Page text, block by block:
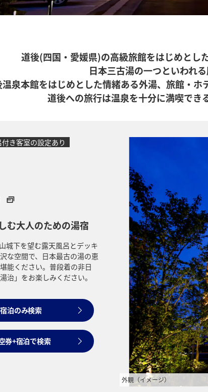
道後(四国・愛媛県)の高級旅館をはじめとし
日本三古湯の一つといわれ
泉本館をはじめとした情緒ある外湯、旅館・ホ
道後への旅行は温泉を十分に満喫でき
き客室の設定あり
む大人のための湯宿
城下を望む露天風呂とデッキ
な空間で、日本最古の湯の恵
能ください。普段着の非日
治」をお楽しみください。
宿泊のみ検索
券+宿泊で検索
外観（イメージ）